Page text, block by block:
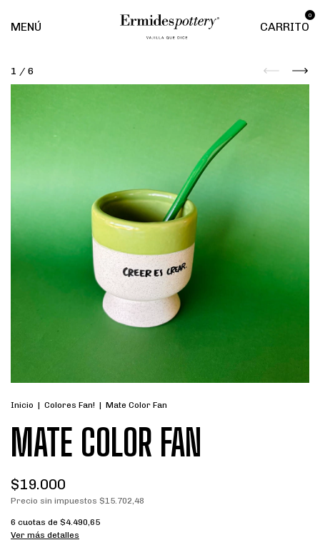
MENÚ CARRITO
0
1 / 6
Inicio | Colores Fan! | Mate Color Fan
MATE COLOR FAN
$19.000
Precio sin impuestos $15.702,48
6 cuotas de $4.490,65
Ver más detalles